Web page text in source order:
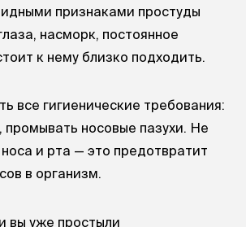
признаками простуды
насморк, постоянное
к нему близко подходить.
все гигиенические требования:
носовые пазухи. Не
носа и рта — это предотвратит
в организм.
вы уже простыли